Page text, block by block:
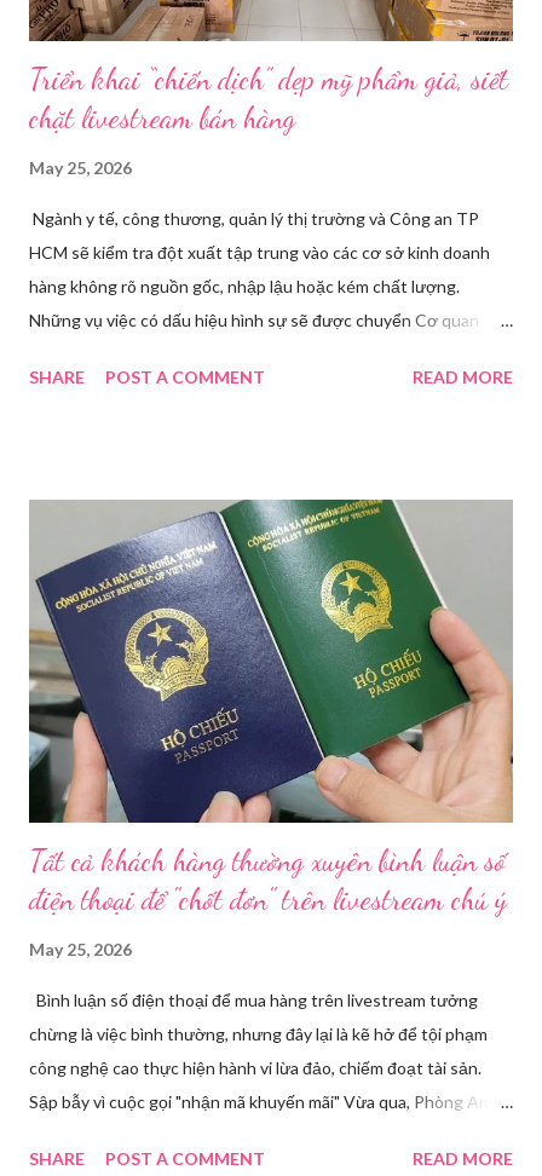
Triển khai “chiến dịch” dẹp mỹ phẩm giả, siết
chặt livestream bán hàng
May 25, 2026
Ngành y tế, công thương, quản lý thị trường và Công an TP
HCM sẽ kiểm tra đột xuất tập trung vào các cơ sở kinh doanh
hàng không rõ nguồn gốc, nhập lậu hoặc kém chất lượng.
Những vụ việc có dấu hiệu hình sự sẽ được chuyển Cơ quan
Hoài Nam đã ký ban hành Kế hoạch số 4316/KH-SYT về việc
trạng kinh doanh mỹ phẩm thật - giả lẫn lộn. Để chấn chỉnh, Sở Y
tế TP HCM sẽ phối hợp với các sở, ngành và chính quyền địa
phương tăng cường kiểm tra, giám sát. Đợt này, Phòng Nghiệp
vụ Dược sẽ tham mưu Giám đốc Sở Y tế thành lập Tổ công tác
về mỹ phẩm. Cơ quan Cảnh sát điều tra Công an TP HCM vừa
triệt phá đường dây sản xuất, buôn bán mỹ phẩm giả quy mô
lớn, hoạt động tinh vi ngay giữa khu dân cư ở phường Tân Tạo.
Bên cạnh đó, Sở Y tế sẽ công khai danh ...
SHARE POST A COMMENT READ MORE
Tất cả khách hàng thường xuyên bình luận số
điện thoại để "chốt đơn" trên livestream chú ý
May 25, 2026
Bình luận số điện thoại để mua hàng trên livestream tưởng
chừng là việc bình thường, nhưng đây lại là kẽ hở để tội phạm
công nghệ cao thực hiện hành vi lừa đảo, chiếm đoạt tài sản.
Sập bẫy vì cuộc gọi "nhận mã khuyến mãi" Vừa qua, Phòng An
Công an tỉnh Bắc Ninh đã tiếp nhận đơn trình báo của chị
SHARE POST A COMMENT READ MORE